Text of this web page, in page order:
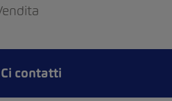
Ci contatti